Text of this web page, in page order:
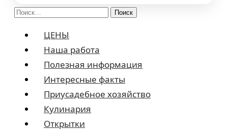
Найти:
ЦЕНЫ
Наша работа
Полезная информация
Интересные факты
Приусадебное хозяйство
Кулинария
Открытки